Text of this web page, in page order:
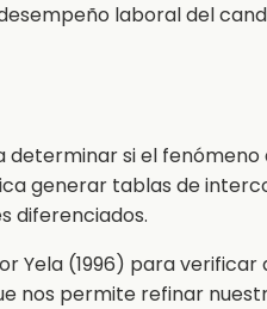
laboral del
si el
generar tablas de
diferenciados.
Yela (1996) para
nos permite refinar